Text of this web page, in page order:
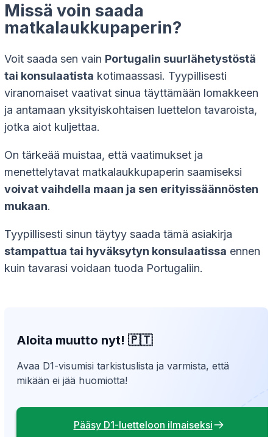
Missä voin saada
matkalaukkupaperin?
Voit saada sen vain Portugalin suurlähetystöstä
tai konsulaatista kotimaassasi. Tyypillisesti
viranomaiset vaativat sinua täyttämään lomakkeen
ja antamaan yksityiskohtaisen luettelon tavaroista,
jotka aiot kuljettaa.
On tärkeää muistaa, että vaatimukset ja
menettelytavat matkalaukkupaperin saamiseksi
voivat vaihdella maan ja sen erityissäännösten
mukaan.
Tyypillisesti sinun täytyy saada tämä asiakirja
stampattua tai hyväksytyn konsulaatissa ennen
kuin tavarasi voidaan tuoda Portugaliin.
Aloita muutto nyt! 🇵🇹
Avaa D1-visumisi tarkistuslista ja varmista, että
mikään ei jää huomiotta!
Pääsy D1-luetteloon ilmaiseksi